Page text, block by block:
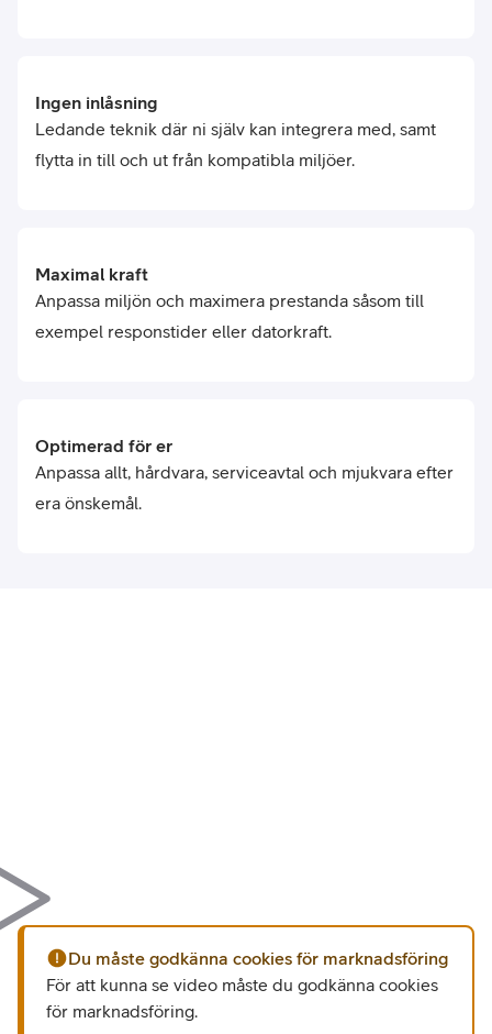
Ingen inlåsning
Ledande teknik där ni själv kan integrera med, samt
flytta in till och ut från kompatibla miljöer.
Maximal kraft
Anpassa miljön och maximera prestanda såsom till
exempel responstider eller datorkraft.
Optimerad för er
Anpassa allt, hårdvara, serviceavtal och mjukvara efter
era önskemål.
Du måste godkänna cookies för marknadsföring
För att kunna se video måste du godkänna cookies
för marknadsföring.